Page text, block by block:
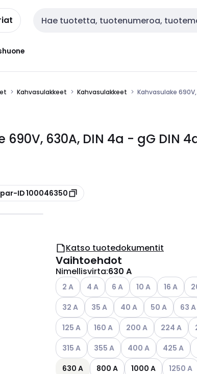
Haku
Kahvasulakkeet Kahvasulakkeet Kahvasulake
690V, 630A, DIN 4a - gG DIN
ID 100046350
Katso tuotedokumentit
Vaihtoehdot
Nimellisvirta:630 A
Katso käytettävissä olevat vaihtoehdot
2 A Katso käytettävissä olevat
4 A Katso käytettävissä
6 A Katso
10 A Katso
16 A
Katso käytettävissä olevat vaihtoehdot
32 A Katso käytettävissä olevat
35 A Katso käytettävissä
40 A Katso
50 A Katso
63 A
Katso käytettävissä olevat vaihtoehdot
125 A Katso käytettävissä olevat
160 A Katso käytettävissä
200 A Katso
224 A
Katso käytettävissä olevat vaihtoehdot
315 A Katso käytettävissä olevat
355 A Katso käytettävissä
400 A Katso
425 A
630 A
800 A 1000 A Katso
1250 A